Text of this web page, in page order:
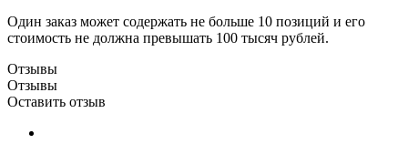
Один заказ может содержать не больше 10 позиций и его
стоимость не должна превышать 100 тысяч рублей.
Отзывы
Отзывы
Оставить отзыв